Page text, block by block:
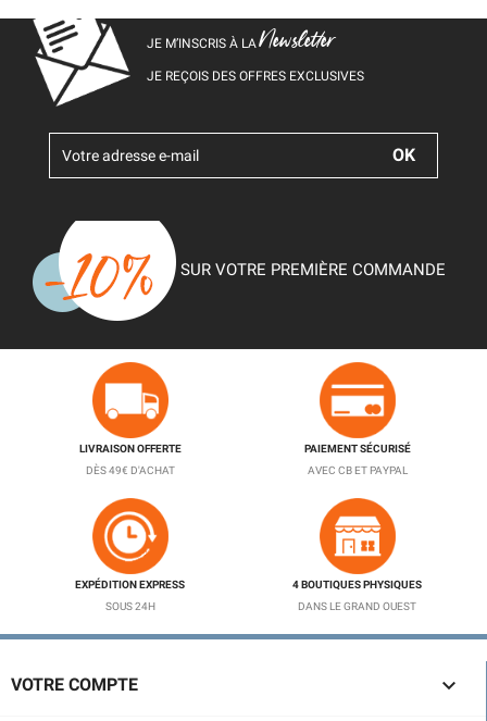
JE M’INSCRIS À LANewsletter
JE REÇOIS DES OFFRES EXCLUSIVES
SUR VOTRE PREMIÈRE COMMANDE
LIVRAISON OFFERTE
DÈS 49€ D'ACHAT
PAIEMENT SÉCURISÉ
AVEC CB ET PAYPAL
EXPÉDITION EXPRESS
SOUS 24H
4 BOUTIQUES PHYSIQUES
DANS LE GRAND OUEST
VOTRE COMPTE 